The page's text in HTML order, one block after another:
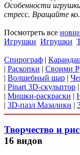
Особенности
стресс. Вращайте
Посмотреть все
Игрушки Игрушки
Спирограф |
| Раскопки | Своими
| Волшебный шар |
| Pinart 3D-скульптор |
| Мишки-раскраски |
| 3D-пазл Мазалики |
Творчество и
16 видов